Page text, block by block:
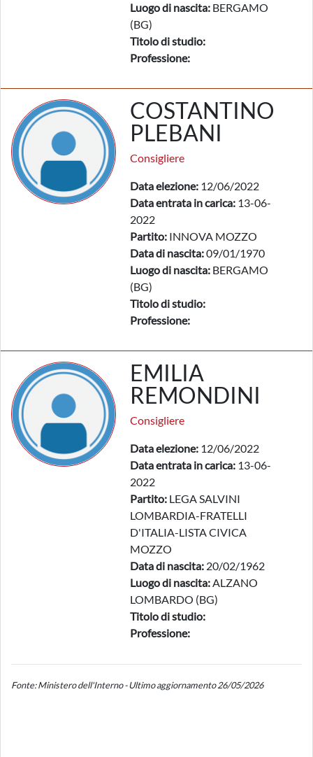
Luogo di nascita: BERGAMO
(BG)
Titolo di studio:
Professione:
COSTANTINO
PLEBANI
Consigliere
Data elezione: 12/06/2022
Data entrata in carica: 13-06-
2022
Partito: INNOVA MOZZO
Data di nascita:09/01/1970
Luogo di nascita: BERGAMO
(BG)
Titolo di studio:
Professione:
EMILIA
REMONDINI
Consigliere
Data elezione: 12/06/2022
Data entrata in carica: 13-06-
2022
Partito: LEGA SALVINI
LOMBARDIA-FRATELLI
D'ITALIA-LISTA CIVICA
MOZZO
Data di nascita: 20/02/1962
Luogo di nascita:ALZANO
LOMBARDO (BG)
Titolo di studio:
Professione:
Fonte: Ministero dell'Interno - Ultimo aggiornamento 26/05/2026